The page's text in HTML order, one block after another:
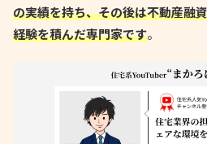
の実績を持ち、その後は不動産融
経験を積んだ専門家です。